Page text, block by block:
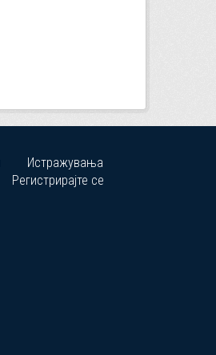
Истражувања
Регистрирајте се